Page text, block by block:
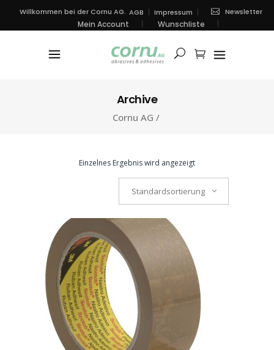
Willkommen bei der Cornu AG. AGB Impressum Newsletter
Mein Account Wunschliste
Archive
Cornu AG /
Einzelnes Ergebnis wird angezeigt
Standardsortierung